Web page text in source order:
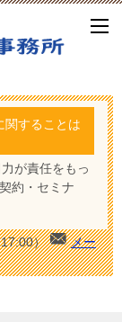
関することは
が責任をもっ
約・セミナ
17:00）
メー